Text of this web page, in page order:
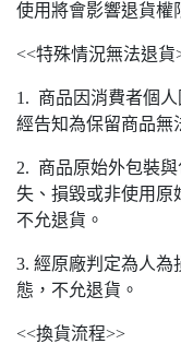
使用將會影響退貨權
<<特殊情況無法退貨
1. 商品因消費者個
經告知為保留商品無
2. 商品原始外包裝
失、損毀或非使用原
不允退貨。
3. 經原廠判定為人
態，不允退貨。
<<換貨流程>>